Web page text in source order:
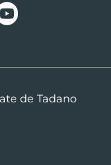
de Tadano